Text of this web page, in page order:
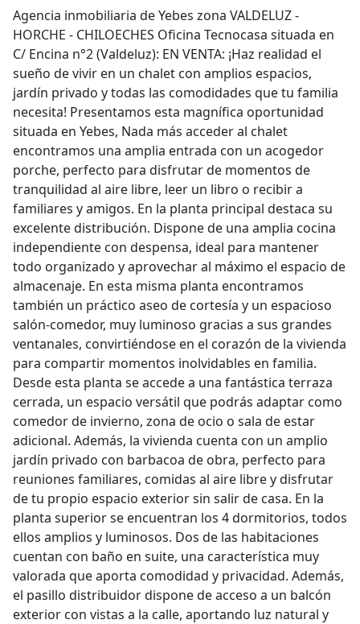
Agencia inmobiliaria de Yebes zona VALDELUZ -
HORCHE - CHILOECHES Oficina Tecnocasa situada en
C/ Encina n°2 (Valdeluz): EN VENTA: ¡Haz realidad el
sueño de vivir en un chalet con amplios espacios,
jardín privado y todas las comodidades que tu familia
necesita! Presentamos esta magnífica oportunidad
situada en Yebes, Nada más acceder al chalet
encontramos una amplia entrada con un acogedor
porche, perfecto para disfrutar de momentos de
tranquilidad al aire libre, leer un libro o recibir a
familiares y amigos. En la planta principal destaca su
excelente distribución. Dispone de una amplia cocina
independiente con despensa, ideal para mantener
todo organizado y aprovechar al máximo el espacio de
almacenaje. En esta misma planta encontramos
también un práctico aseo de cortesía y un espacioso
salón-comedor, muy luminoso gracias a sus grandes
ventanales, convirtiéndose en el corazón de la vivienda
para compartir momentos inolvidables en familia.
Desde esta planta se accede a una fantástica terraza
cerrada, un espacio versátil que podrás adaptar como
comedor de invierno, zona de ocio o sala de estar
adicional. Además, la vivienda cuenta con un amplio
jardín privado con barbacoa de obra, perfecto para
reuniones familiares, comidas al aire libre y disfrutar
de tu propio espacio exterior sin salir de casa. En la
planta superior se encuentran los 4 dormitorios, todos
ellos amplios y luminosos. Dos de las habitaciones
cuentan con baño en suite, una característica muy
valorada que aporta comodidad y privacidad. Además,
el pasillo distribuidor dispone de acceso a un balcón
exterior con vistas a la calle, aportando luz natural y